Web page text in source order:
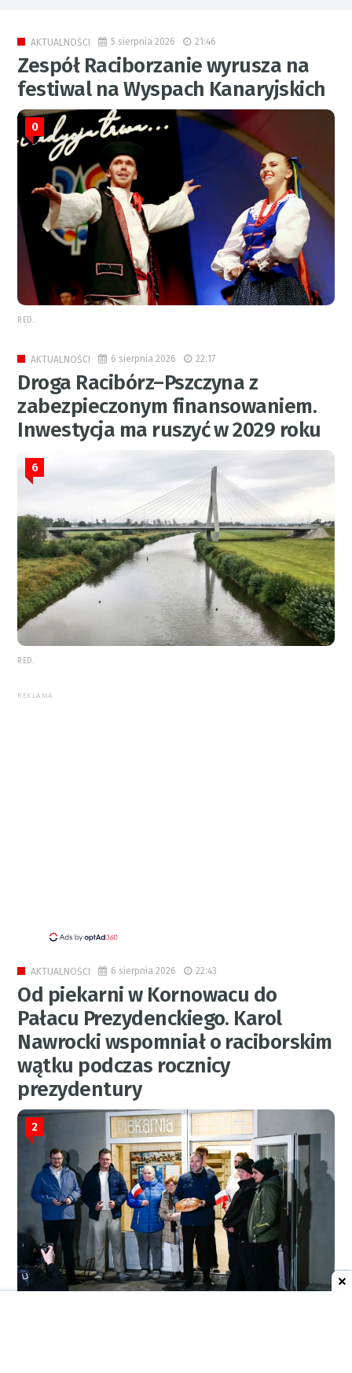
AKTUALNOŚCI 5 sierpnia 2026 21:46
Zespół Raciborzanie wyrusza na
festiwal na Wyspach Kanaryjskich
0
RED.
AKTUALNOŚCI 6 sierpnia 2026 22:17
Droga Racibórz–Pszczyna z
zabezpieczonym finansowaniem.
Inwestycja ma ruszyć w 2029 roku
6
RED.
REKLAMA
AKTUALNOŚCI 6 sierpnia 2026 22:43
Od piekarni w Kornowacu do
Pałacu Prezydenckiego. Karol
Nawrocki wspomniał o raciborskim
wątku podczas rocznicy
prezydentury
2